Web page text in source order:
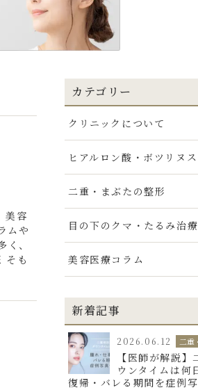
美容
ムや
、
そも
カテゴリー
クリニックについて
ヒアルロン酸・ボツリヌ
二重・まぶたの整形
目の下のクマ・たるみ治療
美容医療コラム
新着記事
2026.06.12 二重
【医師が解説
ウンタイムは何
復帰・バレる期間を症例